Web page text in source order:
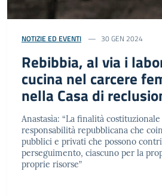
NOTIZIE ED EVENTI 30 GEN 2024
Rebibbia, al via i
cucina nel carcere
nella Casa di
Anastasìa: “La finalità
responsabilità repubblicana che
pubblici e privati che possono
perseguimento, ciascuno per la
proprie risorse”